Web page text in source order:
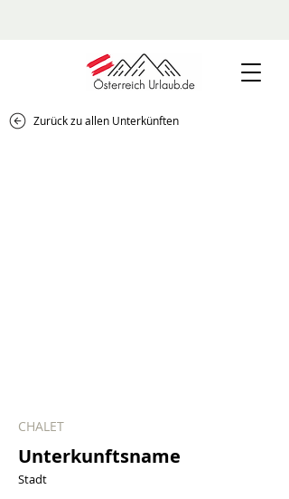
Zurück zu allen Unterkünften
CHALET
Unterkunftsname
Stadt